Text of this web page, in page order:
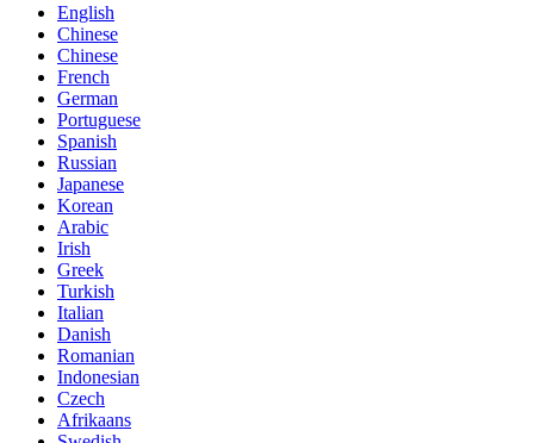
English
Chinese
Chinese
French
German
Portuguese
Spanish
Russian
Japanese
Korean
Arabic
Irish
Greek
Turkish
Italian
Danish
Romanian
Indonesian
Czech
Afrikaans